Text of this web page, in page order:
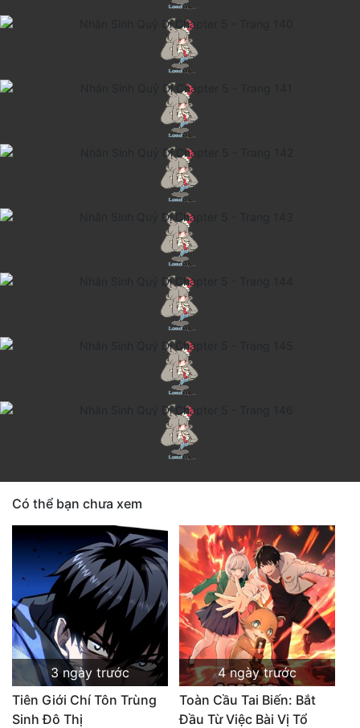
Có thể bạn chưa xem
3 ngày trước
Tiên Giới Chí Tôn Trùng
Sinh Đô Thị
4 ngày trước
Toàn Cầu Tai Biến: Bắt
Đầu Từ Việc Bài Vị Tổ